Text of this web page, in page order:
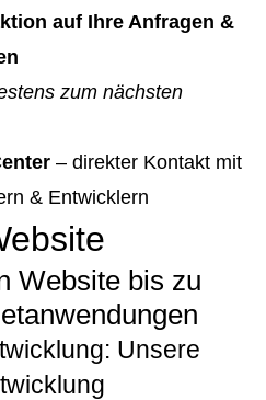
auf Ihre Anfragen &
zum nächsten
– direkter Kontakt mit
& Entwicklern
Website bis zu
Unsere